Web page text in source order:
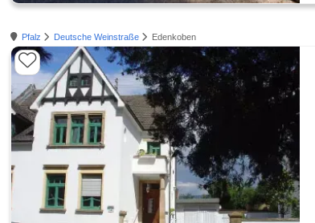
Pfalz Deutsche Weinstraße Edenkoben